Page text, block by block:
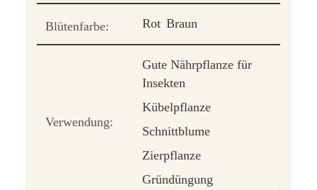
Blütenfarbe: Rot Braun
Verwendung:
Gute Nährpflanze für
Insekten
Kübelpflanze
Schnittblume
Zierpflanze
Gründüngung